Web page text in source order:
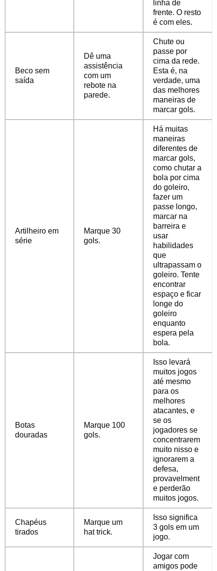
linha de
frente. O resto
é com eles.
Beco sem
saída
Dê uma
assistência
com um
rebote na
parede.
Chute ou
passe por
cima da rede.
Esta é, na
verdade, uma
das melhores
maneiras de
marcar gols.
Artilheiro em
série
Marque 30
gols.
Há muitas
maneiras
diferentes de
marcar gols,
como chutar a
bola por cima
do goleiro,
fazer um
passe longo,
marcar na
barreira e
usar
habilidades
que
ultrapassam o
goleiro. Tente
encontrar
espaço e ficar
longe do
goleiro
enquanto
espera pela
bola.
Botas
douradas
Marque 100
gols.
Isso levará
muitos jogos
até mesmo
para os
melhores
atacantes, e
se os
jogadores se
concentrarem
muito nisso e
ignorarem a
defesa,
provavelment
e perderão
muitos jogos.
Chapéus
tirados
Marque um
hat trick.
Isso significa
3 gols em um
jogo.
Jogar com
amigos pode